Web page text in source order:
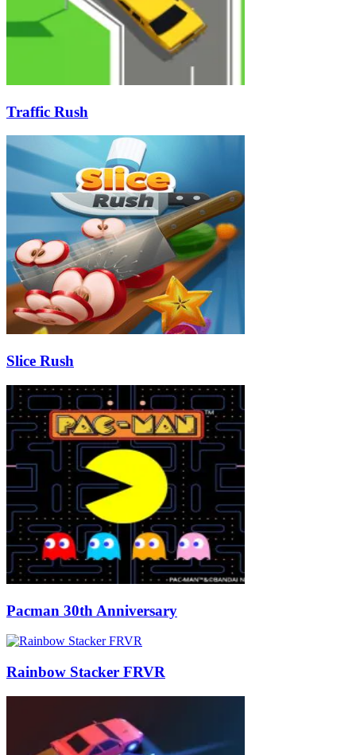
Traffic Rush
Slice Rush
Pacman 30th Anniversary
Rainbow Stacker FRVR